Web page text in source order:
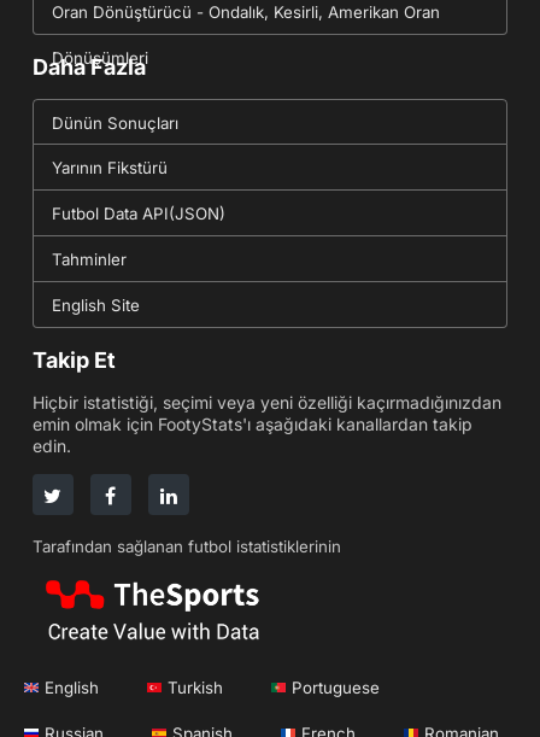
Oran Dönüştürücü - Ondalık, Kesirli, Amerikan Oran
Dönüşümleri
Daha Fazla
Dünün Sonuçları
Yarının Fikstürü
Futbol Data API(JSON)
Tahminler
English Site
Takip Et
Hiçbir istatistiği, seçimi veya yeni özelliği kaçırmadığınızdan
emin olmak için FootyStats'ı aşağıdaki kanallardan takip
edin.
Tarafından sağlanan futbol istatistiklerinin
English Turkish Portuguese
Russian Spanish French Romanian